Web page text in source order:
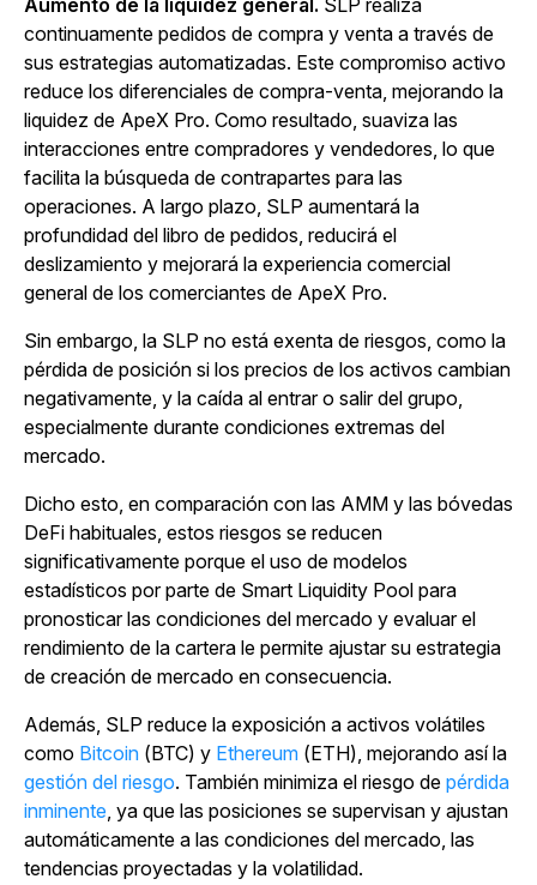
Aumento de la liquidez general. SLP realiza
continuamente pedidos de compra y venta a través de
sus estrategias automatizadas. Este compromiso activo
reduce los diferenciales de compra-venta, mejorando la
liquidez de ApeX Pro. Como resultado, suaviza las
interacciones entre compradores y vendedores, lo que
facilita la búsqueda de contrapartes para las
operaciones. A largo plazo, SLP aumentará la
profundidad del libro de pedidos, reducirá el
deslizamiento y mejorará la experiencia comercial
general de los comerciantes de ApeX Pro.
Sin embargo, la SLP no está exenta de riesgos, como la
pérdida de posición si los precios de los activos cambian
negativamente, y la caída al entrar o salir del grupo,
especialmente durante condiciones extremas del
mercado.
Dicho esto, en comparación con las AMM y las bóvedas
DeFi habituales, estos riesgos se reducen
significativamente porque el uso de modelos
estadísticos por parte de Smart Liquidity Pool para
pronosticar las condiciones del mercado y evaluar el
rendimiento de la cartera le permite ajustar su estrategia
de creación de mercado en consecuencia.
Además, SLP reduce la exposición a activos volátiles
como Bitcoin (BTC) y Ethereum (ETH), mejorando así la
gestión del riesgo. También minimiza el riesgo de pérdida
inminente, ya que las posiciones se supervisan y ajustan
automáticamente a las condiciones del mercado, las
tendencias proyectadas y la volatilidad.